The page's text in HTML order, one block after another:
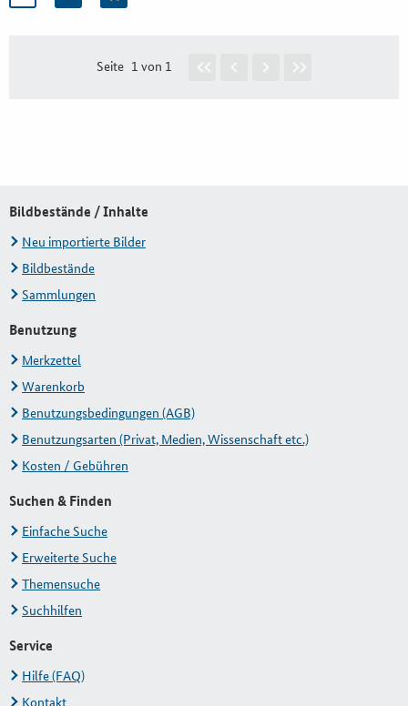
Seite 1 von 1
Bildbestände / Inhalte
Neu importierte Bilder
Bildbestände
Sammlungen
Benutzung
Merkzettel
Warenkorb
Benutzungsbedingungen (AGB)
Benutzungsarten (Privat, Medien, Wissenschaft etc.)
Kosten / Gebühren
Suchen & Finden
Einfache Suche
Erweiterte Suche
Themensuche
Suchhilfen
Service
Hilfe (FAQ)
Kontakt